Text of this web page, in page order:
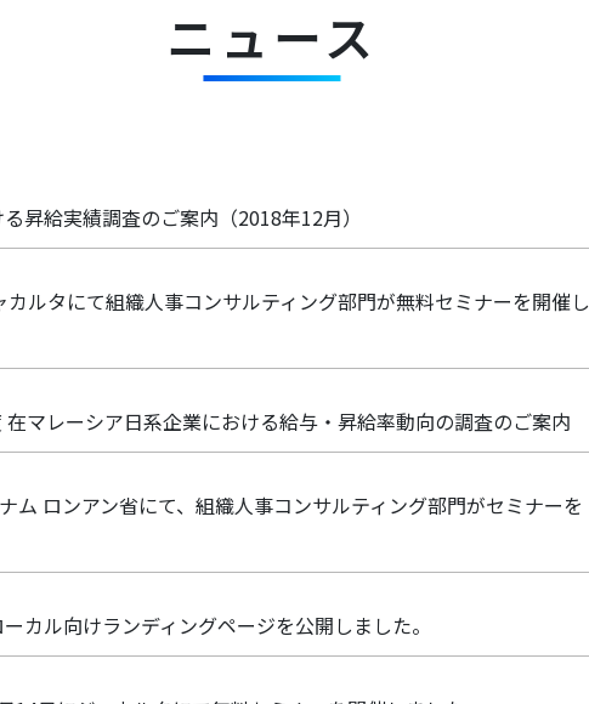
ニュース
昇給実績調査のご案内（2018年12月）
カルタにて組織人事コンサルティング部門が無料セミナーを開催し
マレーシア日系企業における給与・昇給率動向の調査のご案内
ム ロンアン省にて、組織人事コンサルティング部門がセミナーを
カル向けランディングページを公開しました。